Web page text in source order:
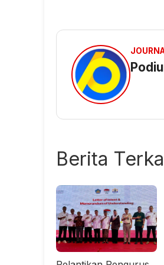
Berita